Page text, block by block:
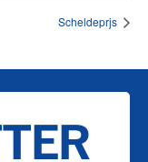
Scheldeprjs